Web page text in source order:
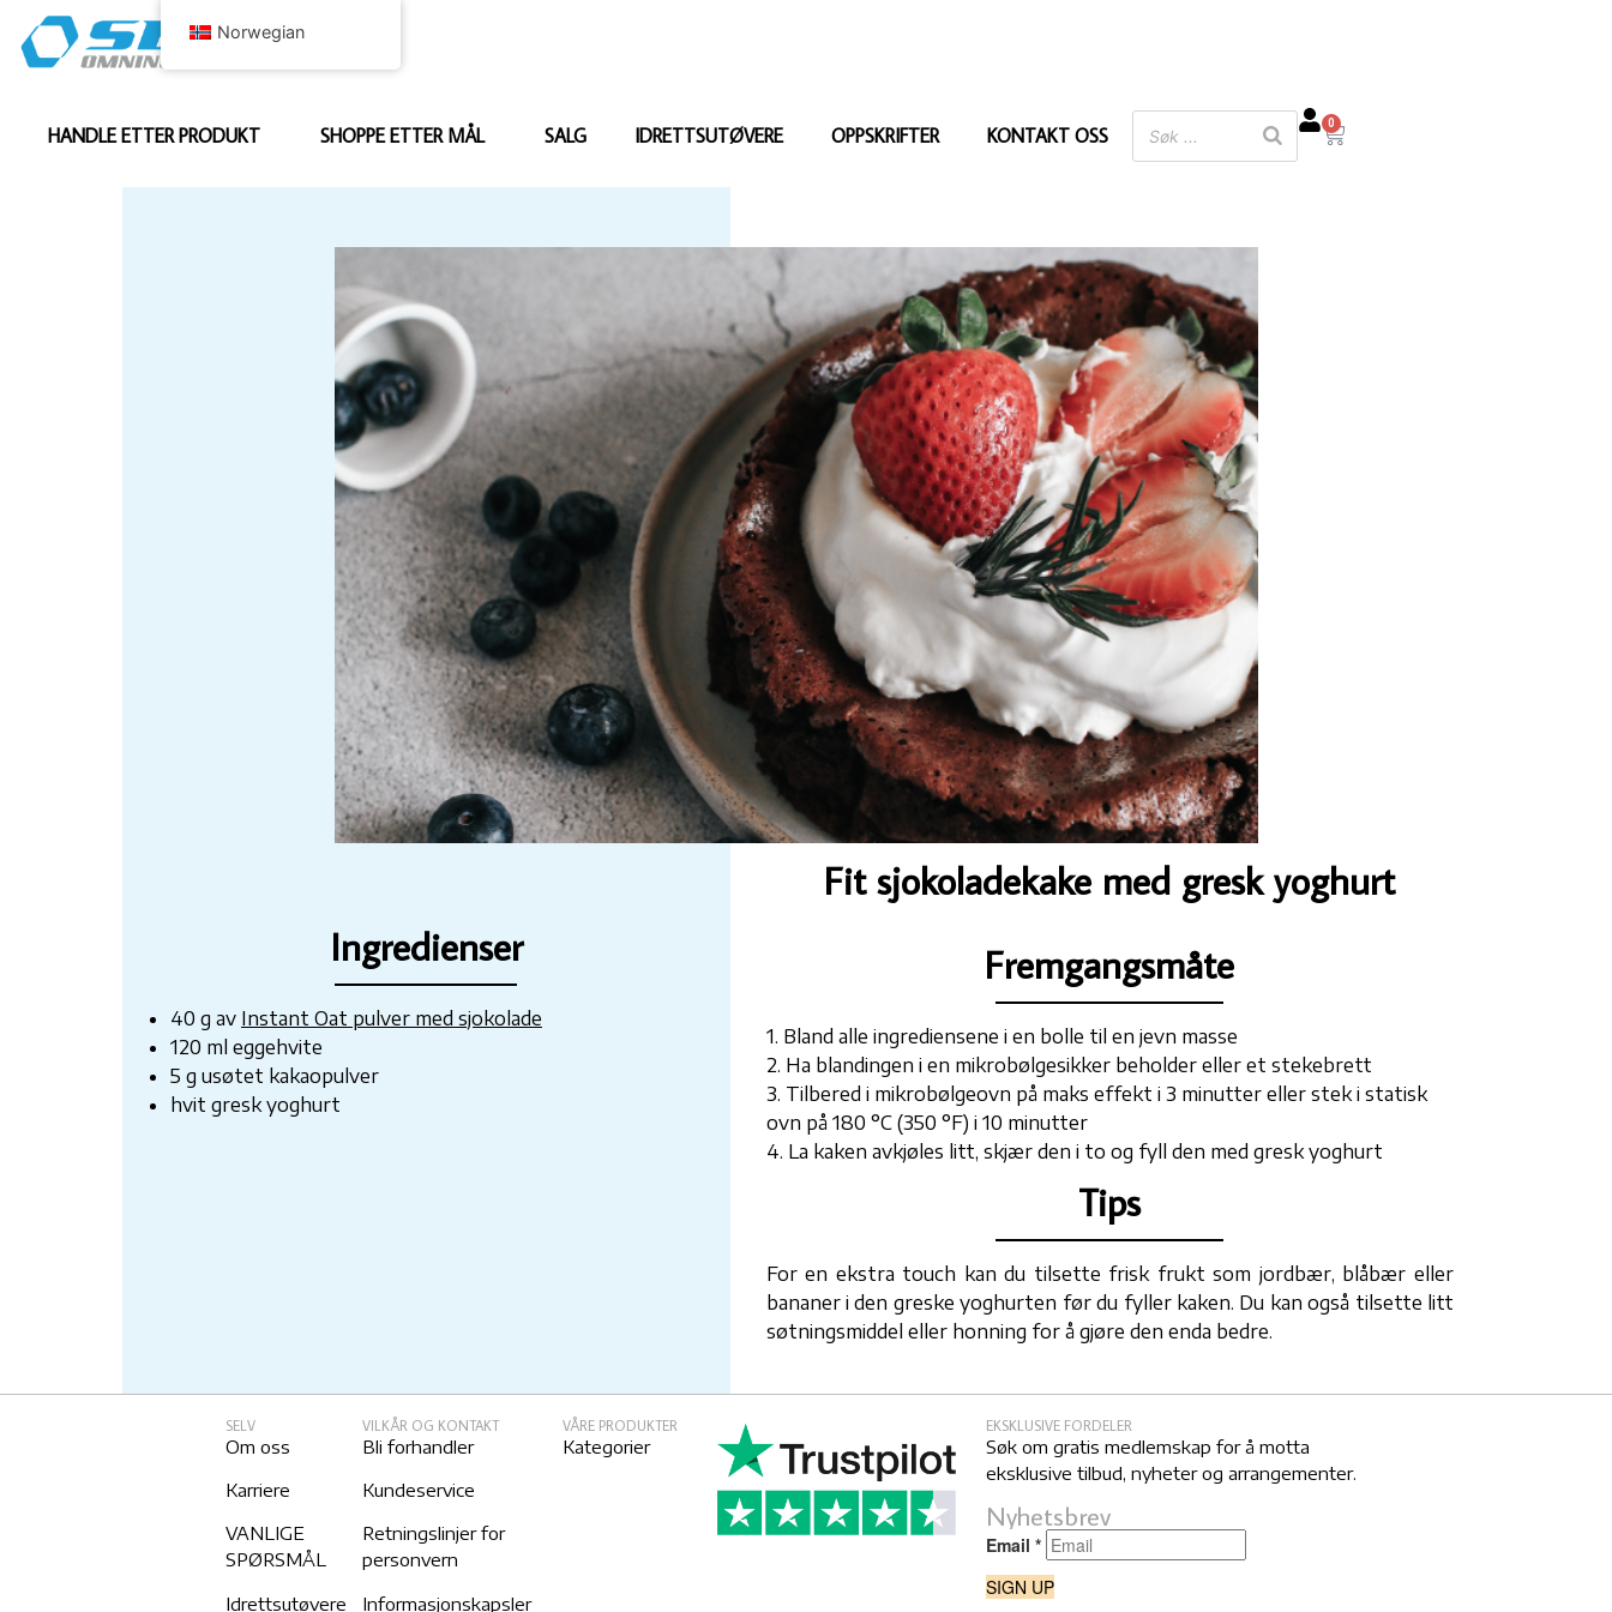
HANDLE ETTER PRODUKT SHOPPE ETTER MÅL SALG IDRETTSUTØVERE OPPSKRIFTER KONTAKT OSS
0
Fit sjokoladekake med gresk yoghurt
Ingredienser
40 g av Instant Oat pulver med sjokolade
120 ml eggehvite
5 g usøtet kakaopulver
hvit gresk yoghurt
Fremgangsmåte
1. Bland alle ingrediensene i en bolle til en jevn masse
2. Ha blandingen i en mikrobølgesikker beholder eller et stekebrett
3. Tilbered i mikrobølgeovn på maks effekt i 3 minutter eller stek i statisk
ovn på 180 °C (350 °F) i 10 minutter
4. La kaken avkjøles litt, skjær den i to og fyll den med gresk yoghurt
Tips
For en ekstra touch kan du tilsette frisk frukt som jordbær, blåbær eller
bananer i den greske yoghurten før du fyller kaken. Du kan også tilsette litt
søtningsmiddel eller honning for å gjøre den enda bedre.
SELV
Om oss
Karriere
VANLIGE
SPØRSMÅL
Idrettsutøvere
VILKÅR OG KONTAKT
Bli forhandler
Kundeservice
Retningslinjer for
personvern
Informasjonskapsler
VÅRE PRODUKTER
Kategorier
EKSKLUSIVE FORDELER
Søk om gratis medlemskap for å motta
eksklusive tilbud, nyheter og arrangementer.
Nyhetsbrev
Norwegian